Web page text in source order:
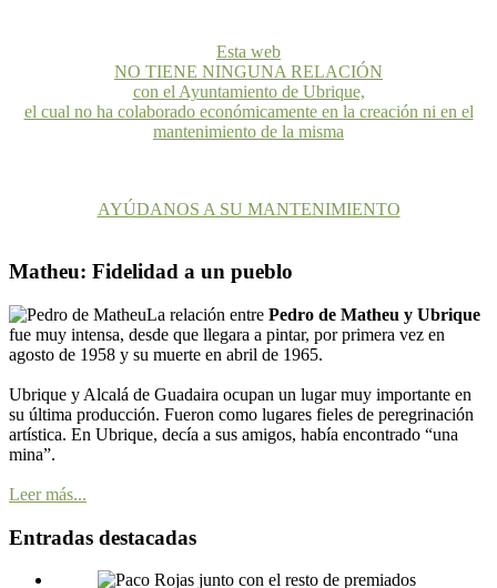
Esta web
NO TIENE NINGUNA RELACIÓN
con el Ayuntamiento de Ubrique,
el cual no ha colaborado económicamente en la creación ni en el
mantenimiento de la misma
AYÚDANOS A SU MANTENIMIENTO
Matheu: Fidelidad a un pueblo
La relación entre Pedro de Matheu y Ubrique
fue muy intensa, desde que llegara a pintar, por primera vez en
agosto de 1958 y su muerte en abril de 1965.
Ubrique y Alcalá de Guadaira ocupan un lugar muy importante en
su última producción. Fueron como lugares fieles de peregrinación
artística. En Ubrique, decía a sus amigos, había encontrado “una
mina”.
Leer más...
Entradas destacadas